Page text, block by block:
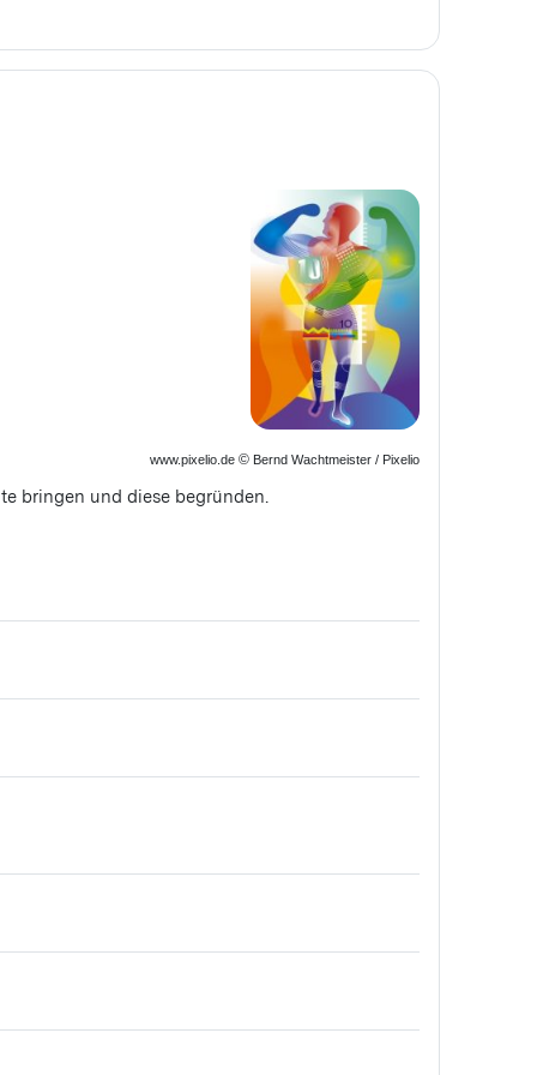
www.pixelio.de© Bernd Wachtmeister / Pixelio
bringen und diese begründen.